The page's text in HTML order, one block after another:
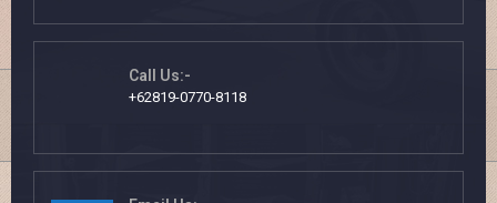
Call Us:-
+62819-0770-8118